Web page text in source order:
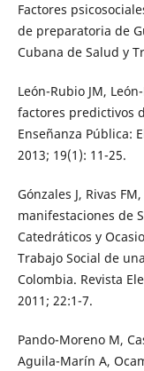
Factores
de preparatoria de
Cubana de Salud y
León-Rubio JM,
factores predictivos
Enseñanza Pública:
2013; 19(1): 11-25.
Gónzales J, Rivas
manifestaciones de
Catedráticos y
Trabajo Social de
Colombia. Revista
2011; 22:1-7.
Pando-Moreno M,
Aguila-Marín A,